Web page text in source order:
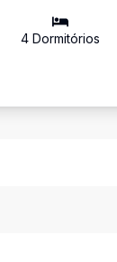
4 Dormitórios